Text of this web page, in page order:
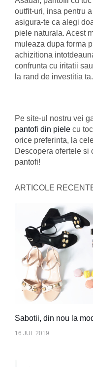
outfit-uri, insa pentru
asigura-te ca alegi
piele naturala. Acest
muleaza dupa forma
achizitiona
confrunta cu iritatii
la rand de investitia ta.
Pe site-ul nostru vei
pantofi din piele cu
orice preferinta, la
Descopera ofertele si
pantofi!
ARTICOLE
Sabotii, din nou la
16 JUL 2019